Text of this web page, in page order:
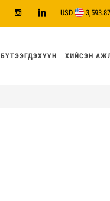
USD 3,593.87
БҮТЭЭГДЭХҮҮН ХИЙСЭН